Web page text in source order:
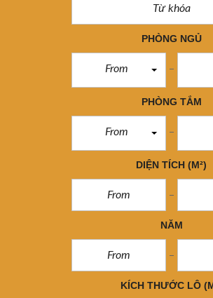
PHÒNG NGỦ
From
PHÒNG TẮM
From
DIỆN TÍCH (M²)
NĂM
KÍCH THƯỚC LÔ